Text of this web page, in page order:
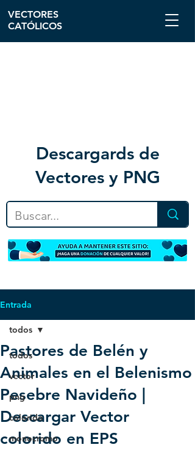
Descargards de
Vectores y PNG
VECTORES
CATÓLICOS
Entrada
todos
vector
png
colorido
monocromo
todos
Pastores de Belén y
Animales en el Belenismo
Pesebre Navideño |
Descargar Vector
colorido en EPS